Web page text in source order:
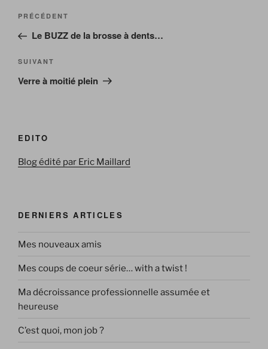
Navigation
l’article
Article
précédent
PRÉCÉDENT
Le BUZZ de la brosse à dents…
Article
suivant
SUIVANT
Verre à moitié plein
EDITO
Blog édité par Eric Maillard
DERNIERS ARTICLES
Mes nouveaux amis
Mes coups de coeur série… with a twist !
Ma décroissance professionnelle assumée et
heureuse
C’est quoi, mon job ?